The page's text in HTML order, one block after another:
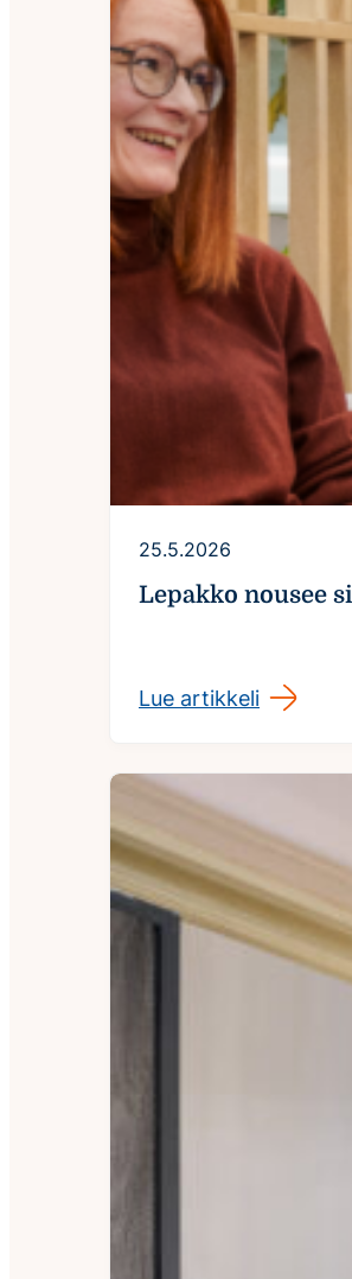
25.5.2026
Lepakko nousee
Lue artikkeli